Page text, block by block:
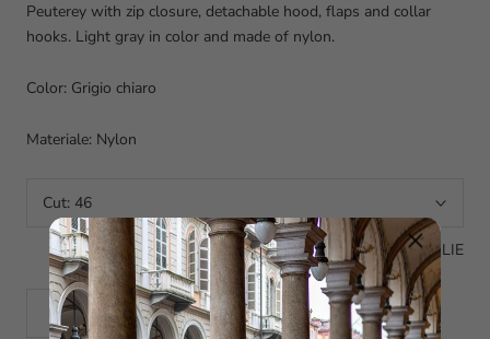
Peuterey with zip closure, detachable hood, flaps and collar
hooks. Light gray in color and made of nylon.
Color: Grigio chiaro
Materiale: Nylon
Cut: 46
GUIDA ALLE TAGLIE